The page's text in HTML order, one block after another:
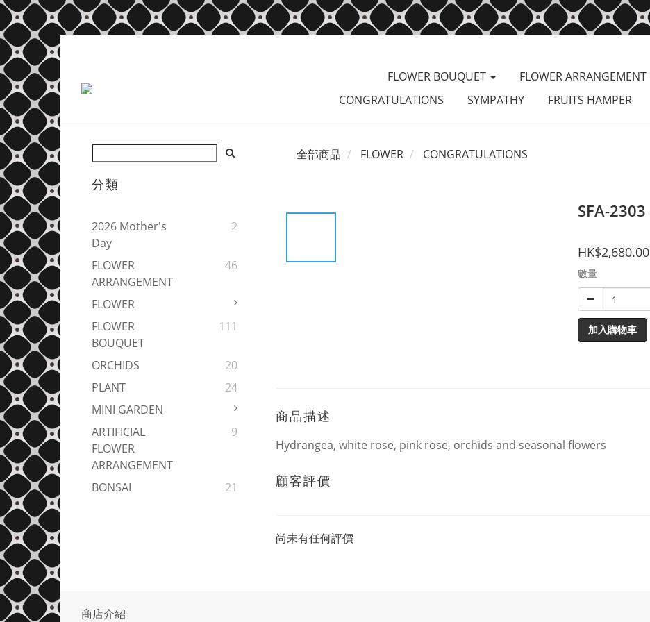
FLOWER BOUQUET FLOWER ARRANGEMENT
CONGRATULATIONS
SYMPATHY FRUITS HAMPER
分類
2026 Mother's
Day
2
FLOWER
ARRANGEMENT
46
FLOWER
FLOWER
BOUQUET
111
ORCHIDS
20
PLANT
24
MINI GARDEN
ARTIFICIAL
FLOWER
ARRANGEMENT
9
BONSAI 21
全部商品 FLOWER CONGRATULATIONS
SFA-2303
HK$2,680.00
數量
加入購物車
商品描述
Hydrangea, white rose, pink rose, orchids and seasonal flowers
顧客評價
尚未有任何評價
商店介紹